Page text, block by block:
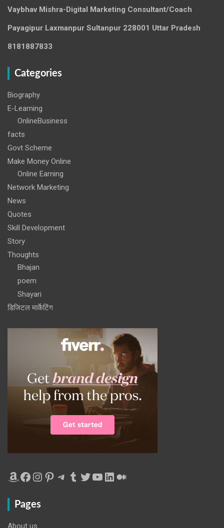
Vaybhav Mishra-Digital Marketing Consultant/Coach
Payagipur Laxmanpur Sultanpur 228001 Uttar Pradesh
8181887833
Categories
Biography
E-Learning
OnlineBusiness
facts
Govt Scheme
Make Money Online
Online Earning
Network Marketing
News
Quotes
Skill Development
Story
Thoughts
Bhajan
poem
Shayari
डिजिटल मार्केटिंग
Amazon
Facebook
Instagram
Pinterest
Telegram
Tumblr
Twitter
YouTube
LinkedIn
Medium
Pages
About us